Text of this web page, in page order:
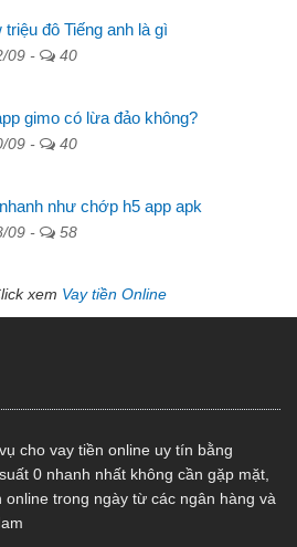
triệu đô Tiếng anh là gì
09 - 40
gimo có lừa đảo không?
09 - 40
như chớp h5 app apk
09 - 58
xem Vay tiền Online
cho vay tiền online uy tín bằng
0 nhanh nhất không cần gặp mặt,
trong ngày từ các ngân hàng và